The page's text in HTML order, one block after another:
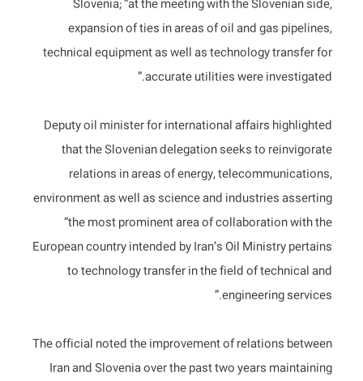
Slovenia; “at the meeting with the Slovenian side,
expansion of ties in areas of oil and gas pipelines,
technical equipment as well as technology transfer for
accurate utilities were investigated.”
Deputy oil minister for international affairs highlighted
that the Slovenian delegation seeks to reinvigorate
relations in areas of energy, telecommunications,
environment as well as science and industries asserting
“the most prominent area of collaboration with the
European country intended by Iran’s Oil Ministry pertains
to technology transfer in the field of technical and
engineering services.”
The official noted the improvement of relations between
Iran and Slovenia over the past two years maintaining